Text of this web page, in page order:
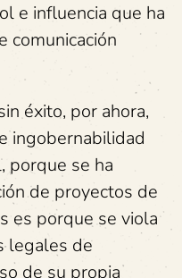
e influencia que ha
comunicación
éxito, por ahora,
ingobernabilidad
porque se ha
de proyectos de
es porque se viola
legales de
de su propia